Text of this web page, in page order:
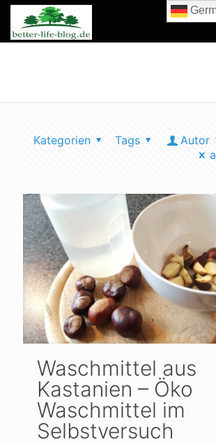
Kategorien Tags
Autor
Waschmittel aus
Kastanien – Öko
Waschmittel im
Selbstversuch